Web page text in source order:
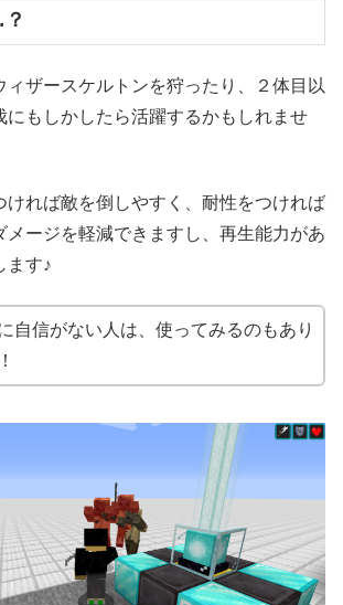
ザースケルトンを狩ったり、２体目以
にもしかしたら活躍するかもしれませ
れば敵を倒しやすく、耐性をつければ
メージを軽減できますし、再生能力があ
ます♪
自信がない人は、使ってみるのもあり